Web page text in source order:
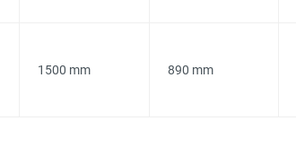
1500 mm 890 mm